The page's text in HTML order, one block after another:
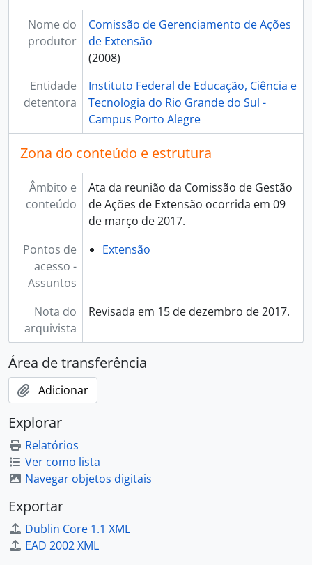
Nome do
produtor
Comissão de Gerenciamento de Ações
de Extensão
(2008)
Entidade
detentora
Instituto Federal de Educação, Ciência e
Tecnologia do Rio Grande do Sul -
Campus Porto Alegre
Zona do conteúdo e estrutura
Âmbito e
conteúdo
Ata da reunião da Comissão de Gestão
de Ações de Extensão ocorrida em 09
de março de 2017.
Pontos de
acesso -
Assuntos
Extensão
Nota do
arquivista
Revisada em 15 de dezembro de 2017.
Área de transferência
Adicionar
Explorar
Relatórios
Ver como lista
Navegar objetos digitais
Exportar
Dublin Core 1.1 XML
EAD 2002 XML